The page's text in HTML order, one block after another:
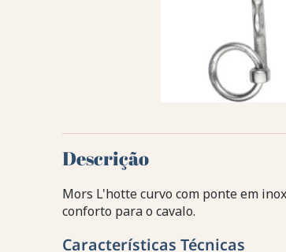
Descrição
Mors L'hotte curvo com ponte em
conforto para o cavalo.
Características Técnicas